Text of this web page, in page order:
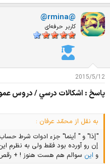
@rmina@
کاربر حرفه‌ای
2015/5/12
پاسخ : اشكالات درسي / دروس
به نقل از محمّد عرفان :
"إذا" و " أينما" جزء ادوات شرط
إن رو آورده بود فقط ولی به نظرم
و اين سوالم هم هست هنوز ! +